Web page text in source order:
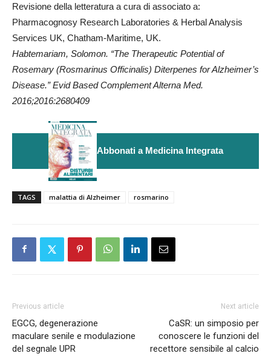
Revisione della letteratura a cura di associato a:
Pharmacognosy Research Laboratories & Herbal Analysis
Services UK, Chatham-Maritime, UK.
Habtemariam, Solomon. “The Therapeutic Potential of
Rosemary (Rosmarinus Officinalis) Diterpenes for Alzheimer’s
Disease.” Evid Based Complement Alterna Med.
2016;2016:2680409
Abbonati a Medicina Integrata
TAGS malattia di Alzheimer rosmarino
Previous article
EGCG, degenerazione
maculare senile e modulazione
del segnale UPR
Next article
CaSR: un simposio per
conoscere le funzioni del
recettore sensibile al calcio